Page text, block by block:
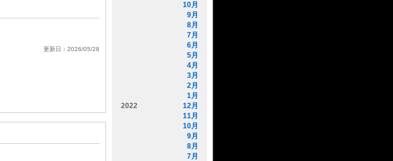
更新日：2026/05/28
10月
9月
8月
7月
6月
5月
4月
3月
2月
1月
2022
12月
11月
10月
9月
8月
7月